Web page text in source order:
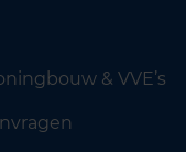
& VVE’s